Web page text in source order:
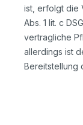
ist, erfolgt die
Abs. 1 lit. c
vertragliche
allerdings ist
Bereitstellung